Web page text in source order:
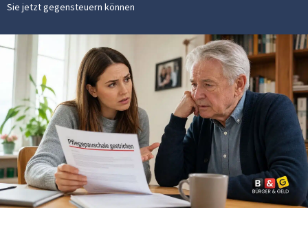
Sie jetzt gegensteuern können